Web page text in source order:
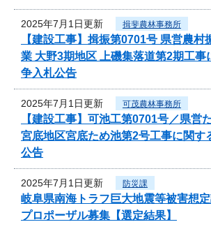
2025年7月1日更新 揖斐農林事務所
【建設工事】揖振第0701号 県営農村
業 大野3期地区 上磯集落道第2期工事
争入札公告
2025年7月1日更新 可茂農林事務所
【建設工事】可池工第0701号／県営
宮底地区宮底ため池第2号工事に関す
公告
2025年7月1日更新 防災課
岐阜県南海トラフ巨大地震等被害想
プロポーザル募集【選定結果】